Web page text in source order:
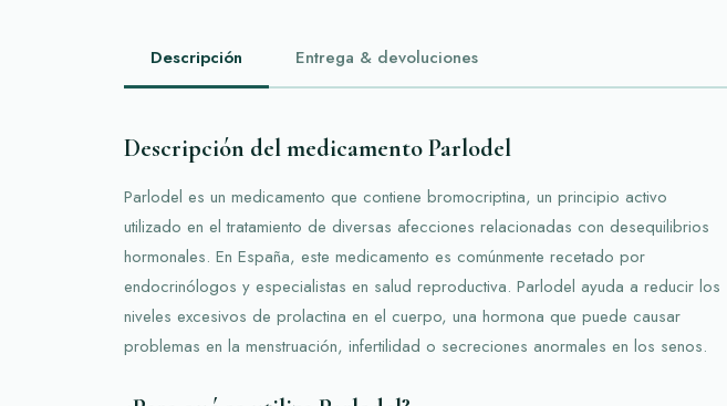
Descripción Entrega & devoluciones
Descripción del medicamento Parlodel
Parlodel es un medicamento que contiene bromocriptina, un principio activo
utilizado en el tratamiento de diversas afecciones relacionadas con desequilibrios
hormonales. En España, este medicamento es comúnmente recetado por
endocrinólogos y especialistas en salud reproductiva. Parlodel ayuda a reducir los
niveles excesivos de prolactina en el cuerpo, una hormona que puede causar
problemas en la menstruación, infertilidad o secreciones anormales en los senos.